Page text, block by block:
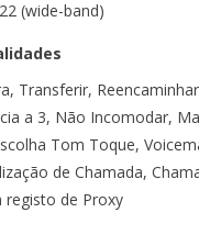
(wide-band)
Transferir,
a 3, Não Incomodar,
Tom Toque,
de Chamada,
registo de Proxy